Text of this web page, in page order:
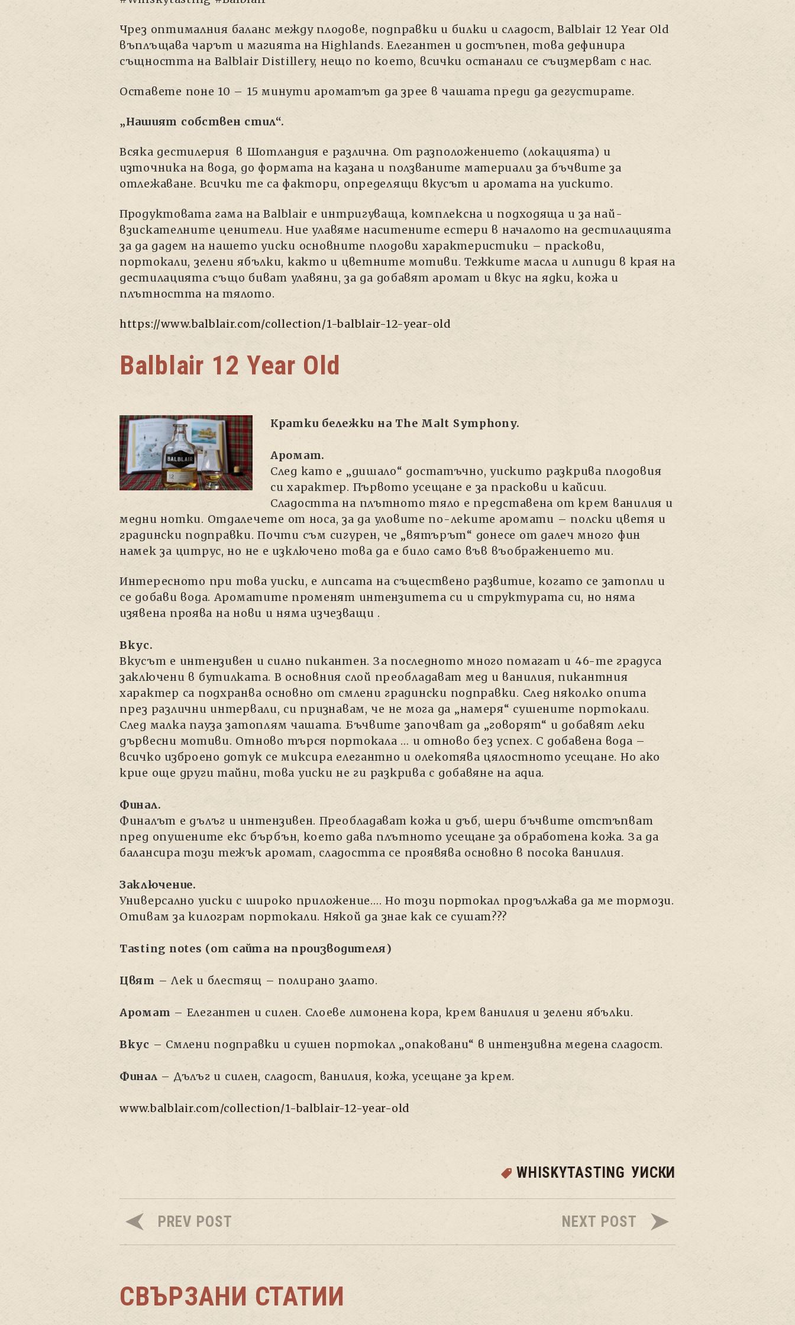
Чрез оптималния баланс между плодове, подправки и билки и сладост, Balblair 12 Year Old
въплъщава чарът и магията на Highlands. Елегантен и достъпен, това дефинира
същността на Balblair Distillery, нещо по което, всички останали се съизмерват с нас.
Оставете поне 10 – 15 минути ароматът да зрее в чашата преди да дегустирате.
„Нашият собствен стил“.
Всяка дестилерия в Шотландия е различна. От разположението (локацията) и
източника на вода, до формата на казана и ползваните материали за бъчвите за
отлежаване. Всички те са фактори, определящи вкусът и аромата на уискито.
Продуктовата гама на Balblair е интригуваща, комплексна и подходяща и за най-
взискателните ценители. Ние улавяме наситените естери в началото на дестилацията
за да дадем на нашето уиски основните плодови характеристики – праскови,
портокали, зелени ябълки, както и цветните мотиви. Тежките масла и липиди в края на
дестилацията също биват улавяни, за да добавят аромат и вкус на ядки, кожа и
плътността на тялото.
https://www.balblair.com/collection/1-balblair-12-year-old
Balblair 12 Year Old
Кратки бележки на The Malt Symphony.
Аромат.
След като е „дишало“ достатъчно, уискито разкрива плодовия
си характер. Първото усещане е за праскови и кайсии.
Сладостта на плътното тяло е представена от крем ванилия и
медни нотки. Отдалечете от носа, за да уловите по-леките аромати – полски цветя и
градински подправки. Почти съм сигурен, че „вятърът“ донесе от далеч много фин
намек за цитрус, но не е изключено това да е било само във въображението ми.
Интересното при това уиски, е липсата на съществено развитие, когато се затопли и
се добави вода. Ароматите променят интензитета си и структурата си, но няма
изявена проява на нови и няма изчезващи .
Вкус.
Вкусът е интензивен и силно пикантен. За последното много помагат и 46-те градуса
заключени в бутилката. В основния слой преобладават мед и ванилия, пикантния
характер са подхранва основно от смлени градински подправки. След няколко опита
през различни интервали, си признавам, че не мога да „намеря“ сушените портокали.
След малка пауза затоплям чашата. Бъчвите започват да „говорят“ и добавят леки
дървесни мотиви. Отново търся портокала … и отново без успех. С добавена вода –
всичко изброено дотук се миксира елегантно и олекотява цялостното усещане. Но ако
крие още други тайни, това уиски не ги разкрива с добавяне на aqua.
Финал.
Финалът е дълъг и интензивен. Преобладават кожа и дъб, шери бъчвите отстъпват
пред опушените екс бърбън, което дава плътното усещане за обработена кожа. За да
балансира този тежък аромат, сладостта се проявява основно в посока ванилия.
Заключение.
Универсално уиски с широко приложение…. Но този портокал продължава да ме тормози.
Отивам за килограм портокали. Някой да знае как се сушат???
Tasting notes (от сайта на производителя)
Цвят – Лек и блестящ – полирано злато.
Аромат – Елегантен и силен. Слоеве лимонена кора, крем ванилия и зелени ябълки.
Вкус – Смлени подправки и сушен портокал „опаковани“ в интензивна медена сладост.
Финал – Дълъг и силен, сладост, ванилия, кожа, усещане за крем.
www.balblair.com/collection/1-balblair-12-year-old
WHISKYTASTING УИСКИ
PREV POST NEXT POST
СВЪРЗАНИ СТАТИИ